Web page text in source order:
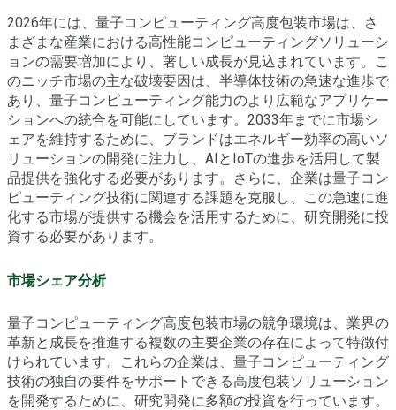
2026年には、量子コンピューティング高度包装市場は、さ
まざまな産業における高性能コンピューティングソリューシ
ョンの需要増加により、著しい成長が見込まれています。こ
のニッチ市場の主な破壊要因は、半導体技術の急速な進歩で
あり、量子コンピューティング能力のより広範なアプリケー
ションへの統合を可能にしています。2033年までに市場シ
ェアを維持するために、ブランドはエネルギー効率の高いソ
リューションの開発に注力し、AIとIoTの進歩を活用して製
品提供を強化する必要があります。さらに、企業は量子コン
ピューティング技術に関連する課題を克服し、この急速に進
化する市場が提供する機会を活用するために、研究開発に投
資する必要があります。
市場シェア分析
量子コンピューティング高度包装市場の競争環境は、業界の
革新と成長を推進する複数の主要企業の存在によって特徴付
けられています。これらの企業は、量子コンピューティング
技術の独自の要件をサポートできる高度包装ソリューション
を開発するために、研究開発に多額の投資を行っています。